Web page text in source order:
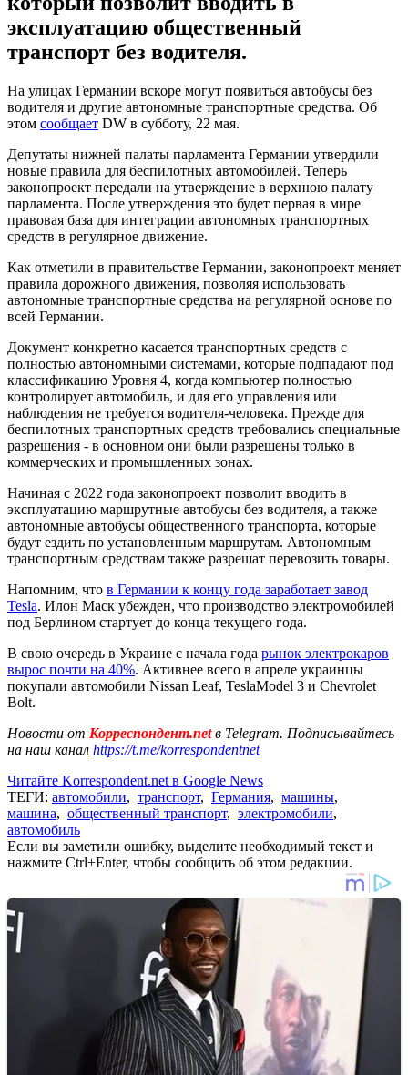
эксплуатацию общественный
транспорт без водителя.
На улицах Германии вскоре могут появиться автобусы без
водителя и другие автономные транспортные средства. Об
этом сообщает DW в субботу, 22 мая.
Депутаты нижней палаты парламента Германии утвердили
новые правила для беспилотных автомобилей. Теперь
законопроект передали на утверждение в верхнюю палату
парламента. После утверждения это будет первая в мире
правовая база для интеграции автономных транспортных
средств в регулярное движение.
Как отметили в правительстве Германии, законопроект меняет
правила дорожного движения, позволяя использовать
автономные транспортные средства на регулярной основе по
всей Германии.
Документ конкретно касается транспортных средств с
полностью автономными системами, которые подпадают под
классификацию Уровня 4, когда компьютер полностью
контролирует автомобиль, и для его управления или
наблюдения не требуется водителя-человека. Прежде для
беспилотных транспортных средств требовались специальные
разрешения - в основном они были разрешены только в
коммерческих и промышленных зонах.
Начиная с 2022 года законопроект позволит вводить в
эксплуатацию маршрутные автобусы без водителя, а также
автономные автобусы общественного транспорта, которые
будут ездить по установленным маршрутам. Автономным
транспортным средствам также разрешат перевозить товары.
Напомним, что в Германии к концу года заработает завод
Tesla. Илон Маск убежден, что производство электромобилей
под Берлином стартует до конца текущего года.
В свою очередь в Украине с начала года рынок электрокаров
вырос почти на 40%. Активнее всего в апреле украинцы
покупали автомобили Nissan Leaf, TeslaModel 3 и Chevrolet
Bolt.
Новости от Корреспондент.netв Telegram. Подписывайтесь
на наш канал https://t.me/korrespondentnet
Читайте Korrespondent.net в Google News
ТЕГИ: автомобили, транспорт, Германия, машины,
машина, общественный транспорт, электромобили,
автомобиль
Если вы заметили ошибку, выделите необходимый текст и
нажмите Ctrl+Enter, чтобы сообщить об этом редакции.